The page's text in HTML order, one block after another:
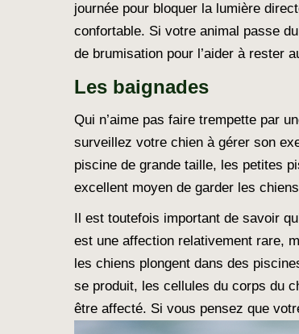
journée pour bloquer la lumière
confortable. Si votre animal passe
de brumisation pour l’aider à rester
Les baignades
Qui n’aime pas faire trempette par
surveillez votre chien à gérer son
piscine de grande taille, les petites
excellent moyen de garder les
Il est toutefois important de savoir
est une affection relativement rare,
les chiens plongent dans des
se produit, les cellules du corps du
être affecté. Si vous pensez que